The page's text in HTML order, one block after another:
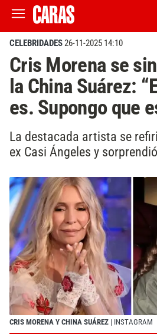
CELEBRIDADES26-11-2025 14:10
Cris Morena se
la China Suárez:
es. Supongo que
La destacada artista se
ex Casi Ángeles y
CRIS MORENA Y CHINA SUÁREZ | INSTAGRAM